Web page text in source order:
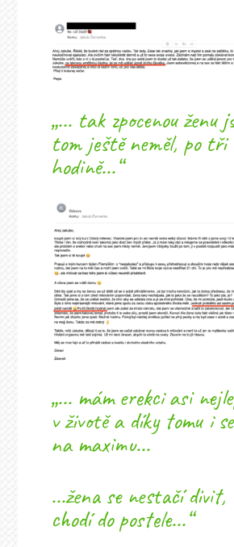
„... tak zpocenou ženu
tom ještě neměl, po
hodině...“
„... mám erekci asi
v životě a díky tomu i
na maximu...
...žena se nestačí divit,
chodí do postele...“